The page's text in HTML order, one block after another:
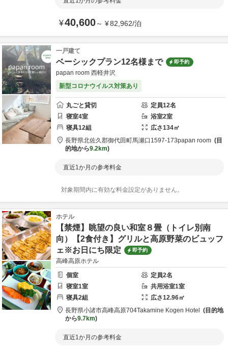
¥40,600～ ¥82,962/泊
一戸建て
ベーシックプラン12名様まで 即予約
papan room 西軽井沢
新型コロナウイルス対策あり
丸ごと貸切 定員12名
寝室4室 浴室2室
寝具12組 広さ134㎡
長野県北佐久郡御代田町馬瀬口1597-173papan room
目
的地から9.2km
直近1か月の参考料金
対象期間内に有効な料金設定がありません。
ホテル
【禁煙】眺望の良い和室８畳（トイレ別南
向）【2食付き】グリルと高原野菜のビュッフ
ェ※お日にち限定
即予約
高峰高原ホテル
個室
定員2名
寝室1室 共用浴室1室
寝具2組 広さ12.96㎡
長野県小諸市高峰高原704Takamine Kogen Hotel
目的地
から9.7km
直近1か月の参考料金